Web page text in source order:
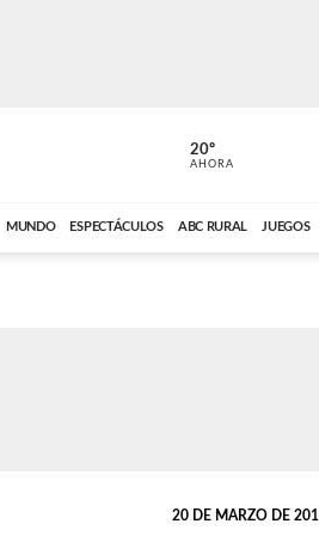
ABC CARDINAL
20º
AHORA
MUNDO ESPECTÁCULOS ABC RURAL JUEGOS
20 DE MARZO DE